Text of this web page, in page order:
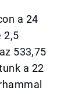
a 24
2,5
533,75
a 22